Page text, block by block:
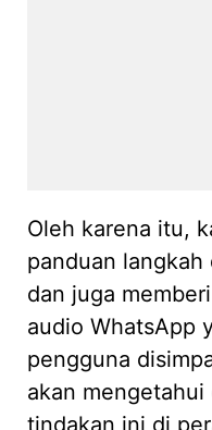
Oleh karena itu,
panduan
dan juga
audio WhatsApp
pengguna
akan mengetahui
tindakan ini di